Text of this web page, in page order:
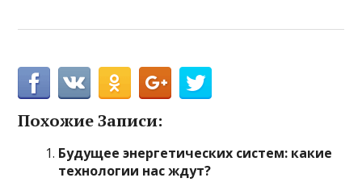
Похожие Записи:
Будущее энергетических систем: какие
технологии нас ждут?